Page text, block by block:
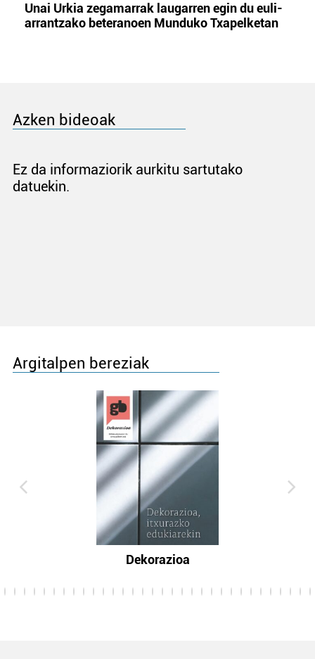
Unai Urkia zegamarrak laugarren egin du euli-
arrantzako beteranoen Munduko Txapelketan
Azken bideoak
Ez da informaziorik aurkitu sartutako
datuekin.
Argitalpen bereziak
Dekorazioa